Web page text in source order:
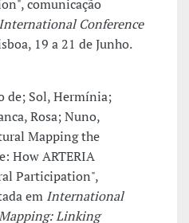
comunicação
Conference
19 a 21 de Junho.
de; Sol, Hermínia;
Rosa; Nuno,
Mapping the
How ARTERIA
Participation",
em International
Linking